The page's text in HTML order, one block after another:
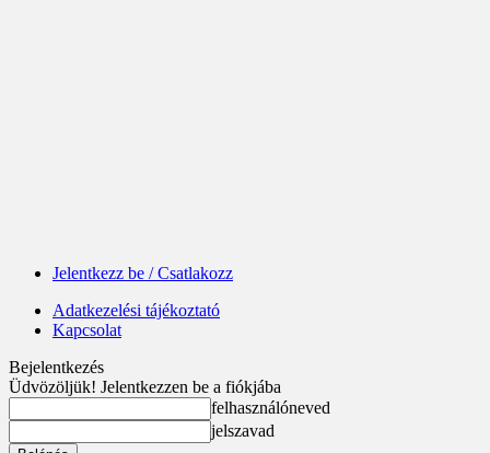
Jelentkezz be / Csatlakozz
Adatkezelési tájékoztató
Kapcsolat
Bejelentkezés
Üdvözöljük! Jelentkezzen be a fiókjába
felhasználóneved
jelszavad